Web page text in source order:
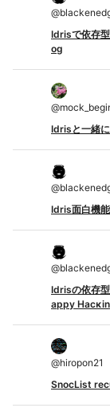
@
Idrisで依存
og
@
Idrisと一緒
@
Idris面白機
@
Idrisの依存
appy
@hiropon21
SnocList